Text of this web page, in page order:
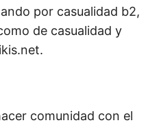
por casualidad b2,
de casualidad y
comunidad con el